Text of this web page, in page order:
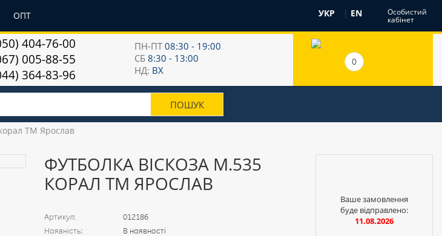
ОПТ УКР | EN Особистий
кабінет
404-76-00
005-88-55
364-83-96
ПН-ПТ08:30 - 19:00
СБ8:30 - 13:00
НД: ВХ
0
ТМ Ярослав
ФУТБОЛКА ВІСКОЗА М.535
КОРАЛ ТМ ЯРОСЛАВ
Артикул:
012186
Наявність:
В наявності
Ваше замовлення
буде відправлено:
11.08.2026